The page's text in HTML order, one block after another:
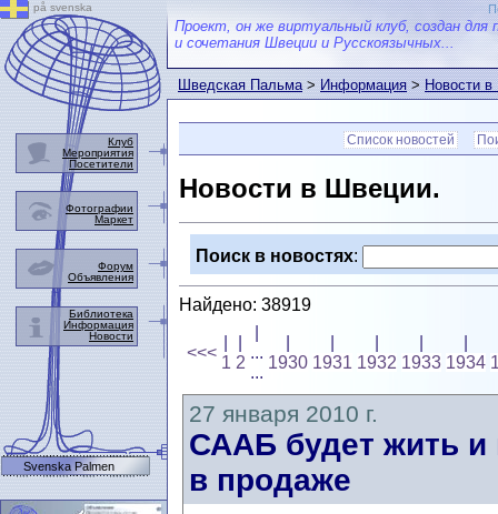
Проект, он же виртуальный клуб, создан для
и сочетания Швеции и Русскоязычных...
Шведская Пальма>Информация>Новости
Список новостей
Новости в Швеции.
Поиск в новостях:
Найдено: 38919
<<<
1 2
...
...
1930 1931 1932 1933 1934
27 января 2010 г.
СААБ будет жить и
в продаже
på svenska
Клуб
Мероприятия
Посетители
Фотографии
Маркет
Форум
Объявления
Библиотека
Информация
Новости
Svenska Palmen